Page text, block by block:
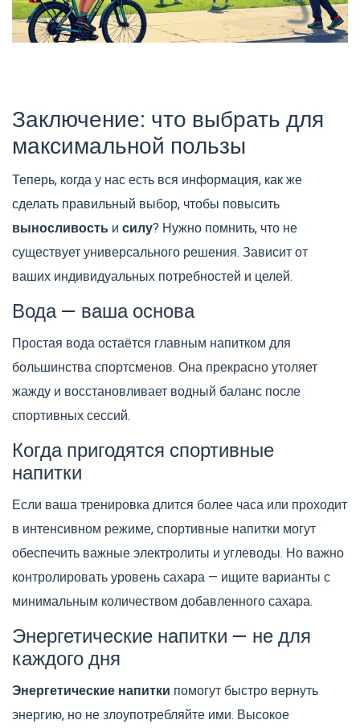
Заключение: что выбрать для
максимальной пользы
Теперь, когда у нас есть вся информация, как же
сделать правильный выбор, чтобы повысить
выносливость и силу? Нужно помнить, что не
существует универсального решения. Зависит от
ваших индивидуальных потребностей и целей.
Вода — ваша основа
Простая вода остаётся главным напитком для
большинства спортсменов. Она прекрасно утоляет
жажду и восстановливает водный баланс после
спортивных сессий.
Когда пригодятся спортивные
напитки
Если ваша тренировка длится более часа или проходит
в интенсивном режиме, спортивные напитки могут
обеспечить важные электролиты и углеводы. Но важно
контролировать уровень сахара — ищите варианты с
минимальным количеством добавленного сахара.
Энергетические напитки — не для
каждого дня
Энергетические напитки помогут быстро вернуть
энергию, но не злоупотребляйте ими. Высокое